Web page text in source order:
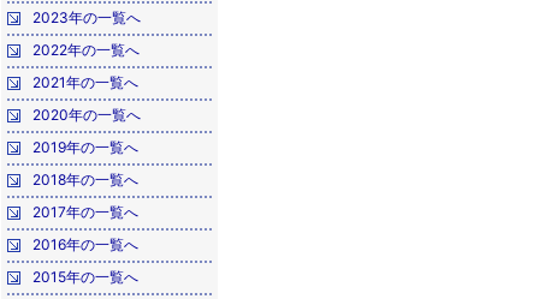
2023年の一覧へ
2022年の一覧へ
2021年の一覧へ
2020年の一覧へ
2019年の一覧へ
2018年の一覧へ
2017年の一覧へ
2016年の一覧へ
2015年の一覧へ